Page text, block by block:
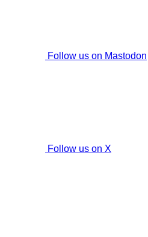
Follow us on Mastodon
Follow us on X